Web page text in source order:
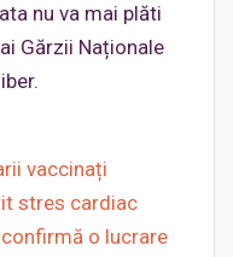
nu va mai plăti
Gărzii Naționale
vaccinați
stres cardiac
o lucrare